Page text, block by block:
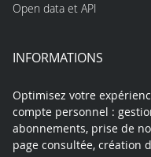
Open data et API
INFORMATIONS
Optimisez votre
compte personnel :
abonnements, prise de
page consultée, création